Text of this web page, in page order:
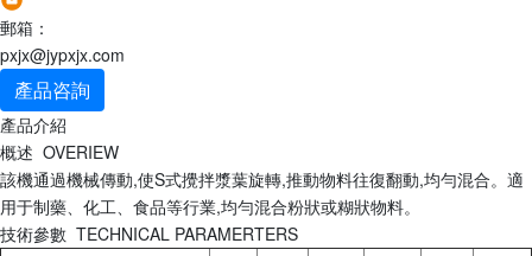
郵箱：
pxjx@jypxjx.com
產品咨詢
產品介紹
概述 OVERIEW
該機通過機械傳動,使S式攪拌漿葉旋轉,推動物料往復翻動,均勻混合。適
用于制藥、化工、食品等行業,均勻混合粉狀或糊狀物料。
技術參數 TECHNICAL PARAMERTERS